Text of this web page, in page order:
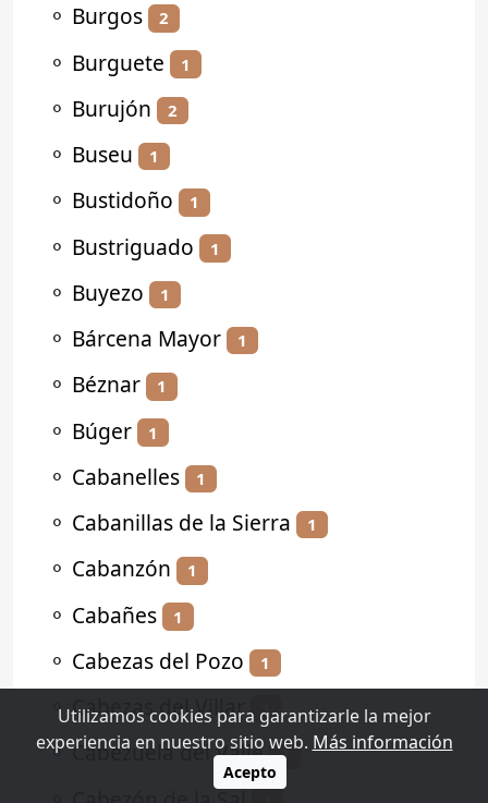
⚬ Burgos 2
⚬ Burguete 1
⚬ Burujón 2
⚬ Buseu 1
⚬ Bustidoño 1
⚬ Bustriguado 1
⚬ Buyezo 1
⚬ Bárcena Mayor 1
⚬ Béznar 1
⚬ Búger 1
⚬ Cabanelles 1
⚬ Cabanillas de la Sierra 1
⚬ Cabanzón 1
⚬ Cabañes 1
⚬ Cabezas del Pozo 1
⚬Cabezas del Villar 1
⚬Cabezuela del Valle 2
Utilizamos cookies para garantizarle la mejor
experiencia en nuestro sitio web. Más información
Acepto